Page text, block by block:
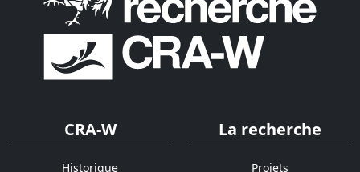
CRA-W
Historique
La recherche
Projets